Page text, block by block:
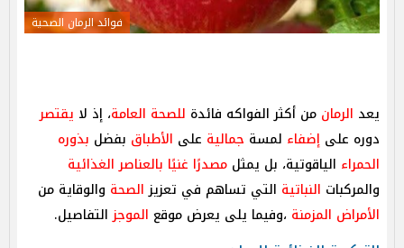
فوائد الرمان الصحية
يعد الرمان من أكثر الفواكه فائدة للصحة العامة، إذ لا يقتصر
دوره على إضفاء لمسة جمالية على الأطباق بفضل بذوره
الحمراء الياقوتية، بل يمثل مصدرًا غنيًا بالعناصر الغذائية
والمركبات النباتية التي تساهم في تعزيزالصحة والوقاية من
الأمراض المزمنة ،وفيما يلى يعرض موقع الموجزالتفاصيل.